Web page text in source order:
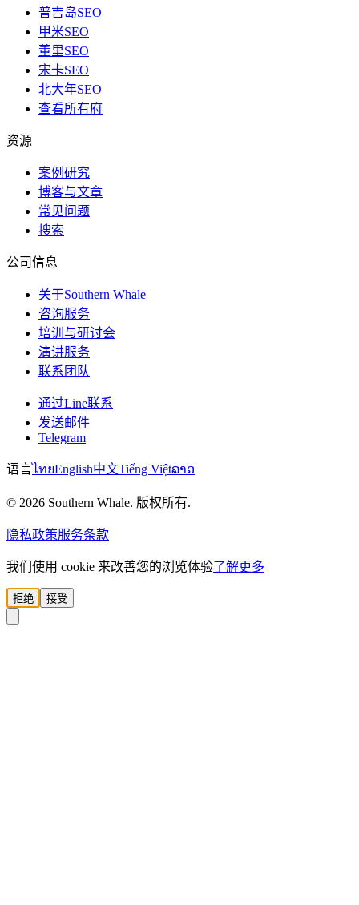
普吉岛SEO
甲米SEO
董里SEO
宋卡SEO
北大年SEO
查看所有府
资源
案例研究
博客与文章
常见问题
搜索
公司信息
关于Southern Whale
咨询服务
培训与研讨会
演讲服务
联系团队
通过Line联系
发送邮件
Telegram
语言ไทยEnglish中文Tiếng Việtລາວ
© 2026 Southern Whale. 版权所有.
隐私政策服务条款
我们使用 cookie 来改善您的浏览体验了解更多
拒绝 接受